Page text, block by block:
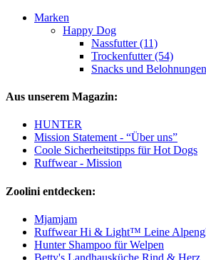
Marken
Happy Dog
Nassfutter (11)
Trockenfutter (54)
Snacks und
Aus unserem Magazin:
HUNTER
Mission Statement - “Über uns”
Coole Sicherheitstipps für Hot Dogs
Ruffwear - Mission
Zoolini entdecken:
Mjamjam
Ruffwear Hi & Light™ Leine
Hunter Shampoo für Welpen
Betty's Landhausküche Rind & Herz